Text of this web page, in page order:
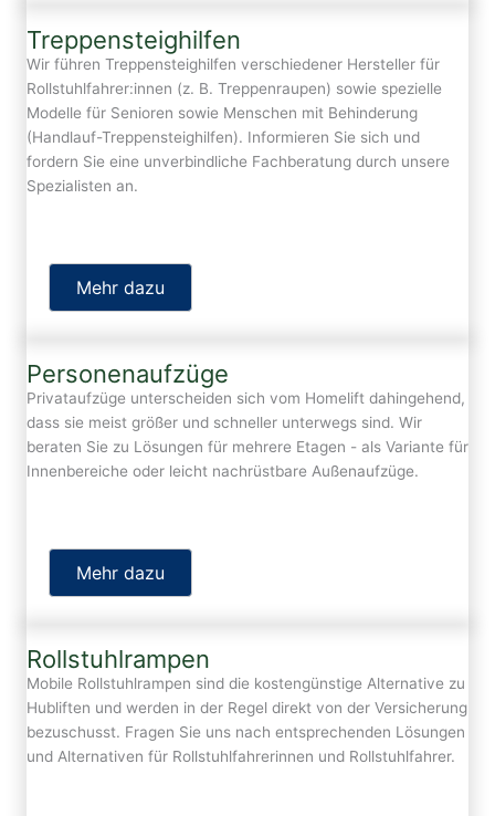
Treppensteighilfen
Wir führen Treppensteighilfen verschiedener Hersteller für
Rollstuhlfahrer:innen (z. B. Treppenraupen) sowie spezielle
Modelle für Senioren sowie Menschen mit Behinderung
(Handlauf-Treppensteighilfen). Informieren Sie sich und
fordern Sie eine unverbindliche Fachberatung durch unsere
Spezialisten an.
Mehr dazu
Personenaufzüge
Privataufzüge unterscheiden sich vom Homelift dahingehend,
dass sie meist größer und schneller unterwegs sind. Wir
beraten Sie zu Lösungen für mehrere Etagen - als Variante für
Innenbereiche oder leicht nachrüstbare Außenaufzüge.
Mehr dazu
Rollstuhlrampen
Mobile Rollstuhlrampen sind die kostengünstige Alternative zu
Hubliften und werden in der Regel direkt von der Versicherung
bezuschusst. Fragen Sie uns nach entsprechenden Lösungen
und Alternativen für Rollstuhlfahrerinnen und Rollstuhlfahrer.